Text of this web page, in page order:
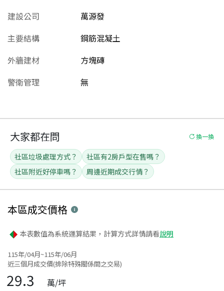
建設公司
萬源發
主要結構
鋼筋混凝土
外牆建材
方塊磚
警衛管理
無
大家都在問 換一換
社區垃圾處理方式？
社區有2房戶型在售嗎？
社區附近好停車嗎？
周邊近期成交行情？
本區成交價格
本表數值為系統運算結果，計算方式詳情請看說明
115年/04月~115年/06月
近三個月成交價(排除特殊關係間之交易)
29.3 萬/坪